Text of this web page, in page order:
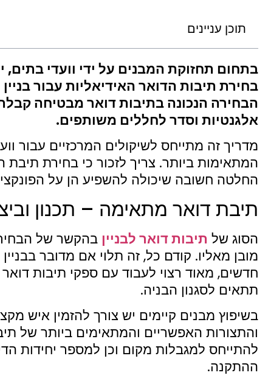
תוכן עניינים
בתחום תחזוקת המבנים על ידי וועדי בתים,
בחירת תיבות הדואר האידיאליות עבור
הבחירה הנכונה בתיבות דואר מבטיחה
אלגנטיות וסדר לחללים משותפים.
מדריך זה מתייחס לשיקולים המרכזיים עבור
המתאימות ביותר. צריך לזכור כי בחירת
החלטה חשובה שיכולה להשפיע הן על
תיבת דואר מתאימה – תכנון
הסוג של תיבות דואר לבניין בהקשר של
מובן מאליו. קודם כל, זה תלוי אם מדובר
חדשים, מאוד רצוי לעבוד עם ספקי תיבות
תתאים לסגנון הבניה.
בשיפוץ מבנים קיימים יש צורך להזמין איש
והתצורות האפשריים והמתאימים ביותר של
להתייחס למגבלות מקום וכן למספר יחידות
ההתקנה.